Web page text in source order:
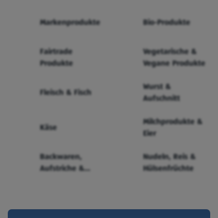
Markenprodukte Bio-Produkte
Fairtrade
Produkte
Vegetarische &
Vegane Produkte
Fleisch & Fisch
Wurst &
Aufschnitt
Käse
Milchprodukte &
Eier
Backwaren,
Aufstriche &
Nudeln, Reis &
Hülsenfrüchte